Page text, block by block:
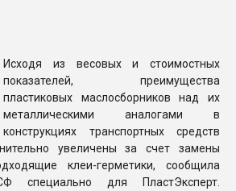
Исходя из весовых и стоимостных
показателей, преимущества
пластиковых маслосборников над их
металлическими аналогами в
конструкциях транспортных средств
увеличены за счет замены
клеи-герметики, сообщила
специально для ПластЭксперт.